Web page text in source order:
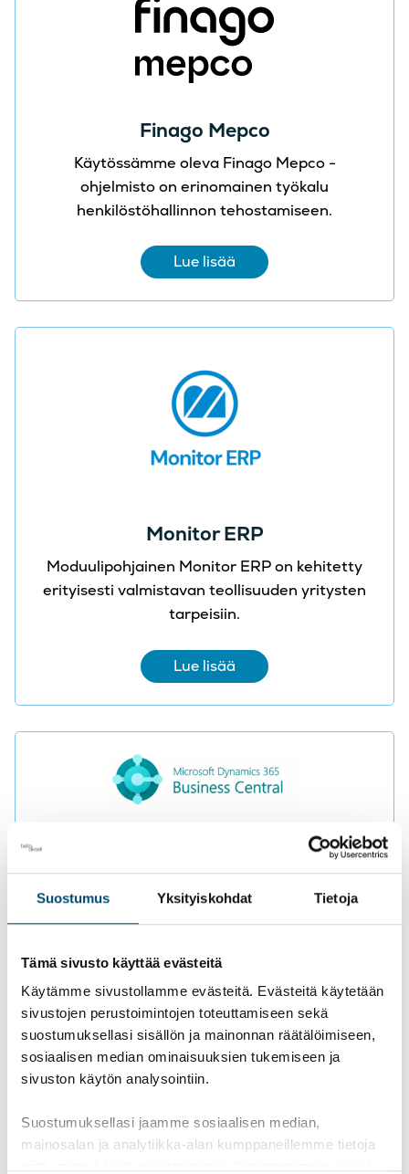
Suostumus Yksityiskohdat Tietoja
Tämä sivusto käyttää evästeitä
Käytämme sivustollamme evästeitä. Evästeitä käytetään
sivustojen perustoimintojen toteuttamiseen sekä
suostumuksellasi sisällön ja mainonnan räätälöimiseen,
sosiaalisen median ominaisuuksien tukemiseen ja
sivuston käytön analysointiin.
Suostumuksellasi jaamme sosiaalisen median,
mainosalan ja analytiikka-alan kumppaneillemme tietoja
Finago Mepco
Käytössämme oleva Finago Mepco -
ohjelmisto on erinomainen työkalu
henkilöstöhallinnon tehostamiseen.
Lue lisää
Monitor ERP
Moduulipohjainen Monitor ERP on kehitetty
erityisesti valmistavan teollisuuden yritysten
tarpeisiin.
Lue lisää
pilvipohjainen ERP-järjestelmä, joka yhdistää
liiketoimintaprosessit yhdelle alustalle.
Lue lisää